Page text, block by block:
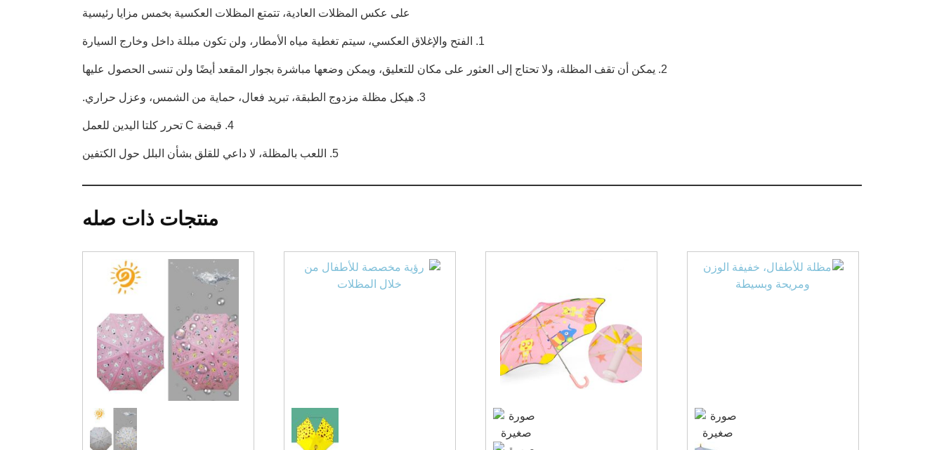
على عكس المظلات العادية، تتمتع المظلات العكسية بخمس مزايا رئيسية
1. الفتح والإغلاق العكسي، سيتم تغطية مياه الأمطار، ولن تكون مبللة داخل وخارج السيارة
2. يمكن أن تقف المظلة، ولا تحتاج إلى العثور على مكان للتعليق، ويمكن وضعها مباشرة بجوار المقعد أيضًا ولن تنسى الحصول عليها
3. هيكل مظلة مزدوج الطبقة، تبريد فعال، حماية من الشمس، وعزل حراري.
4. قبضة C تحرر كلتا اليدين للعمل
5. اللعب بالمظلة، لا داعي للقلق بشأن البلل حول الكتفين
منتجات ذات صله